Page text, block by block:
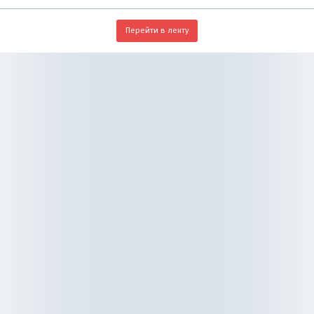
Перейти в ленту